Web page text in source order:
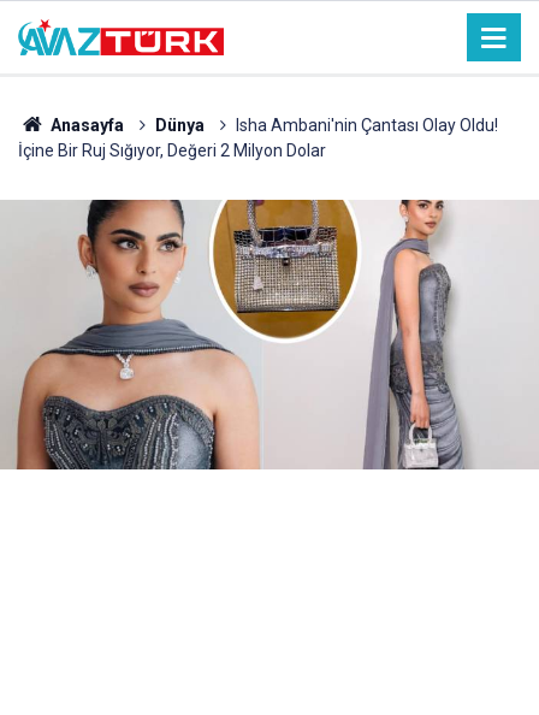
Anasayfa Dünya
Isha Ambani'nin Çantası Olay Oldu!
İçine Bir Ruj Sığıyor, Değeri 2 Milyon Dolar